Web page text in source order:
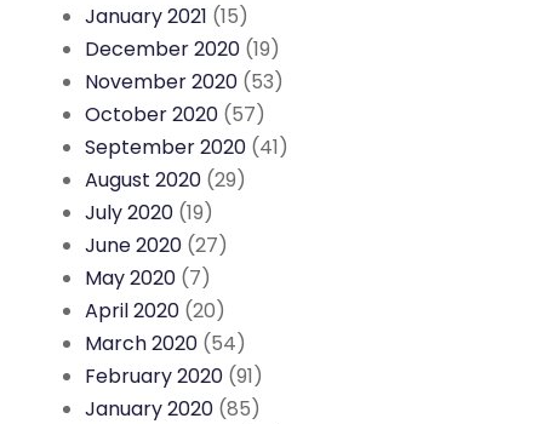
January 2021 (15)
December 2020 (19)
November 2020 (53)
October 2020 (57)
September 2020 (41)
August 2020 (29)
July 2020 (19)
June 2020 (27)
May 2020 (7)
April 2020 (20)
March 2020 (54)
February 2020 (91)
January 2020 (85)